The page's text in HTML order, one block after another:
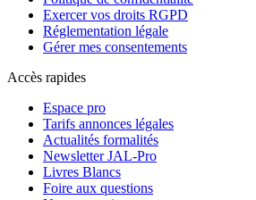
Exercer vos droits RGPD
Réglementation légale
Gérer mes consentements
Accès rapides
Espace pro
Tarifs annonces légales
Actualités formalités
Newsletter JAL-Pro
Livres Blancs
Foire aux questions